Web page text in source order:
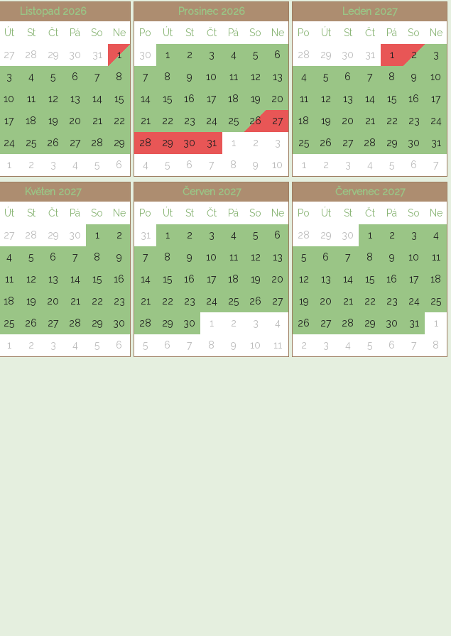
Listopad 2026
Út St Čt Pá So
Ne
27 28 29 30 31
1
3 4 5 6 7
8
10 11 12 13 14
15
17 18 19 20 21
22
24 25 26 27 28
29
1 2 3 4 5 6
Prosinec 2026
Po
Út St Čt Pá So
Ne
30
1 2 3 4 5
6
7
8 9 10 11 12
13
14
15 16 17 18 19
20
21
22 23 24 25 26
27
28
29 30 31 1 2
3
4
5 6 7 8 9 10
Leden 2027
Po
Út St Čt Pá So
Ne
28
29 30 31 1 2
3
4
5 6 7 8 9
10
11
12 13 14 15 16
17
18
19 20 21 22 23
24
25
26 27 28 29 30
31
1
2 3 4 5 6 7
Květen 2027
Út St Čt Pá So
Ne
27 28 29 30 1
2
4 5 6 7 8
9
11 12 13 14 15
16
18 19 20 21 22
23
25 26 27 28 29
30
1 2 3 4 5 6
Červen 2027
Po
Út St Čt Pá So
Ne
31
1 2 3 4 5
6
7
8 9 10 11 12
13
14
15 16 17 18 19
20
21
22 23 24 25 26
27
28
29 30 1 2 3
4
5
6 7 8 9 10 11
Červenec 2027
Po
Út St Čt Pá So
Ne
28
29 30 1 2 3
4
5
6 7 8 9 10
11
12
13 14 15 16 17
18
19
20 21 22 23 24
25
26
27 28 29 30 31
1
2
3 4 5 6 7 8